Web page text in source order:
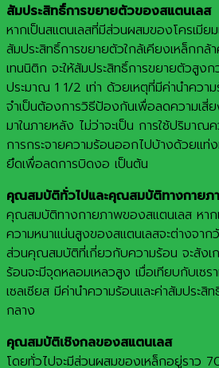
สัมประสิทธิ์การขยายตัวของสแตนเลส
หากเป็นสแตนเลสที่มีส่วนผสมของโครเมี
สัมประสิทธิ์การขยายตัวใกล้เคียงเหล็กกล้
เทนนิติก จะให้สัมประสิทธิ์การขยายตัวสูง
ประมาณ 1 1/2 เท่า ด้วยเหตุที่มีค่านำคว
จำเป็นต้องการวิธีป้องกันเพื่อลดความเสี่
มาในภายหลัง ไม่ว่าจะเป็น การใช้ปริมาณ
การกระจายความร้อนออกไปบ้างด้วยแ
ยึดเพื่อลดการบิดงอ เป็นต้น
คุณสมบัติทั่วไปและคุณสมบัติทางกายภ
คุณสมบัติทางกายภาพของสแตนเลส หา
ความหนาแน่นสูงของสแตนเลสจะต่างจา
ส่วนคุณสมบัติที่เกี่ยวกับความร้อน จะสังเ
ร้อนจะมีจุดหลอมเหลวสูง เมื่อเทียบกับเซ
เซลเซียส มีค่านำความร้อนและค่าสัมประสิ
กลาง
คุณสมบัติเชิงกลของสแตนเลส
โดยทั่วไปจะมีส่วนผสมของเหล็กอยู่ราว